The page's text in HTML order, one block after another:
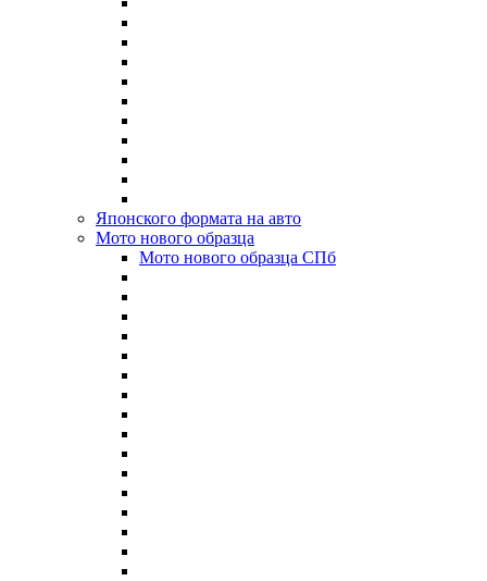
Японского формата на авто
Мото нового образца
Мото нового образца СПб